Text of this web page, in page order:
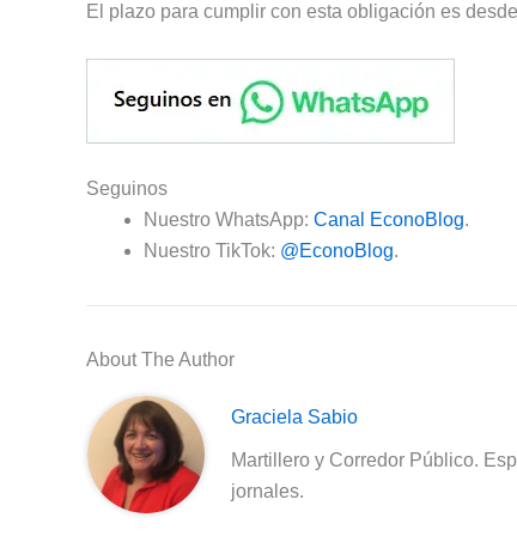
El plazo para cumplir con esta obligación es
Seguinos
Nuestro WhatsApp: Canal EconoBlog.
Nuestro TikTok: @EconoBlog.
About The Author
Graciela Sabio
Martillero y Corredor Público.
jornales.